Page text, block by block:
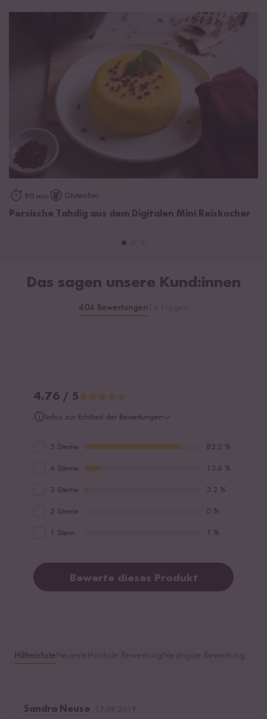
90 min Glutenfrei
Persische Tahdig aus dem Digitalen Mini Reiskocher
Das sagen unsere Kund:innen
404 Bewertungen
4.76 / 5
Infos zur Echtheit der Bewertungen
5 Sterne 82.2 %
4 Sterne 13.6 %
3 Sterne 3.2 %
2 Sterne 0 %
1 Stern 1 %
Bewerte dieses Produkt
Hilfreichste
Sandra Neuse